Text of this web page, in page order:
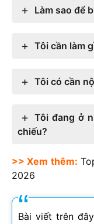
Làm sao để
Tôi cần làm
Tôi có cần
Tôi đang ở
chiếu?
>> Xem thêm:
2026
Bài viết trên